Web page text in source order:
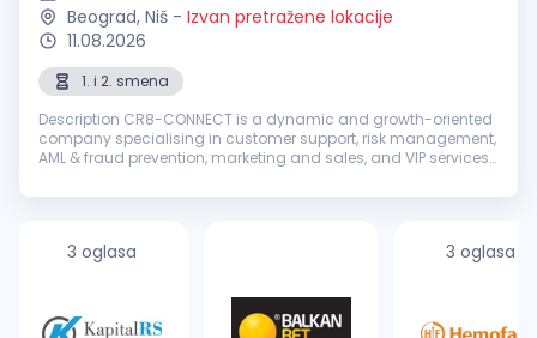
Beograd, Niš - Izvan pretražene lokacije
11.08.2026
1. i 2. smena
Description CR8-CONNECT is a dynamic and growth-oriented
company specialising in customer support, risk management,
AML & fraud prevention, marketing and sales, and VIP services.
and seaml...
3 oglasa 3 oglasa